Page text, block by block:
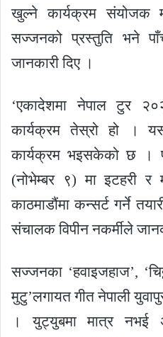
खुल्ने कार्यक्रम संयोजक
सज्जनको प्रस्तुति भने
जानकारी दिए ।
‘एकादेशमा नेपाल टुर
कार्यक्रम तेस्रो हो ।
कार्यक्रम भइसकेको छ ।
(नोभेम्बर ९) मा इटहरी
काठमाडौंमा कन्सर्ट गर्ने
संचालक विपीन नकर्मीले
सज्जनका ‘हवाइजहाज’,
मुटु’लगायत गीत नेपाली
। युट्युबमा मात्र नभई